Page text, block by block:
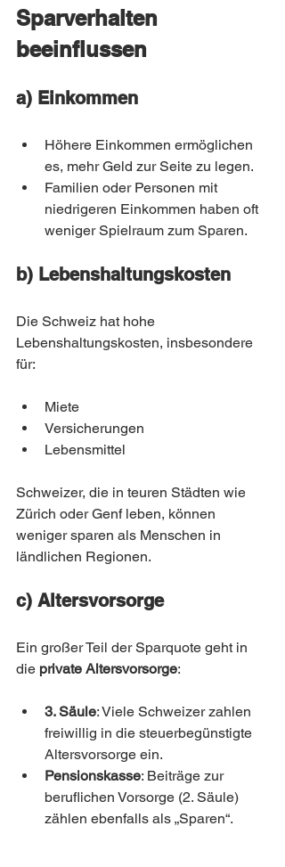
Sparverhalten
beeinflussen
a) Einkommen
Höhere Einkommen ermöglichen
es, mehr Geld zur Seite zu legen.
Familien oder Personen mit
niedrigeren Einkommen haben oft
weniger Spielraum zum Sparen.
b) Lebenshaltungskosten
Die Schweiz hat hohe
Lebenshaltungskosten, insbesondere
für:
Miete
Versicherungen
Lebensmittel
Schweizer, die in teuren Städten wie
Zürich oder Genf leben, können
weniger sparen als Menschen in
ländlichen Regionen.
c) Altersvorsorge
Ein großer Teil der Sparquote geht in
die private Altersvorsorge:
3. Säule: Viele Schweizer zahlen
freiwillig in die steuerbegünstigte
Altersvorsorge ein.
Pensionskasse: Beiträge zur
beruflichen Vorsorge (2. Säule)
zählen ebenfalls als „Sparen“.